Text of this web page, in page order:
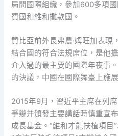
局間國際組織，參加600多項
費國和維和攤款國。
贊比亞前外長弗農·姆旺加表現
結合國的符合法規席位，是他
介入過的最主要的國際年夜事
的決議，中國在國際舞臺上施
2015年9月，習近平主席在列
爭辯并頒發主要講話時慎重宣
成長基金。“維和才能扶植項目